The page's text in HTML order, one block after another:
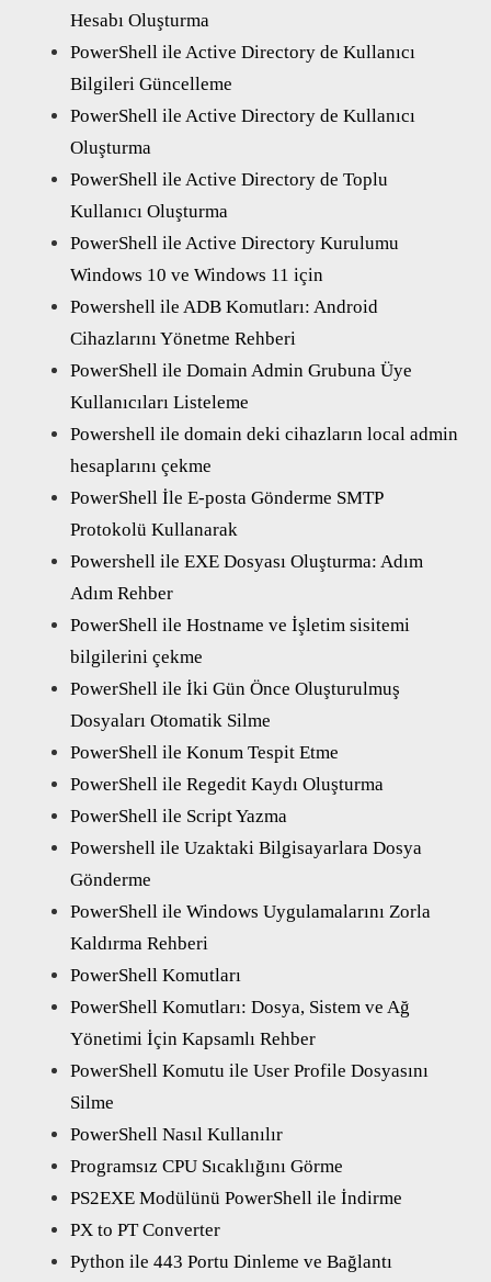
Hesabı Oluşturma
PowerShell ile Active Directory de Kullanıcı
Bilgileri Güncelleme
PowerShell ile Active Directory de Kullanıcı
Oluşturma
PowerShell ile Active Directory de Toplu
Kullanıcı Oluşturma
PowerShell ile Active Directory Kurulumu
Windows 10 ve Windows 11 için
Powershell ile ADB Komutları: Android
Cihazlarını Yönetme Rehberi
PowerShell ile Domain Admin Grubuna Üye
Kullanıcıları Listeleme
Powershell ile domain deki cihazların local admin
hesaplarını çekme
PowerShell İle E-posta Gönderme SMTP
Protokolü Kullanarak
Powershell ile EXE Dosyası Oluşturma: Adım
Adım Rehber
PowerShell ile Hostname ve İşletim sisitemi
bilgilerini çekme
PowerShell ile İki Gün Önce Oluşturulmuş
Dosyaları Otomatik Silme
PowerShell ile Konum Tespit Etme
PowerShell ile Regedit Kaydı Oluşturma
PowerShell ile Script Yazma
Powershell ile Uzaktaki Bilgisayarlara Dosya
Gönderme
PowerShell ile Windows Uygulamalarını Zorla
Kaldırma Rehberi
PowerShell Komutları
PowerShell Komutları: Dosya, Sistem ve Ağ
Yönetimi İçin Kapsamlı Rehber
PowerShell Komutu ile User Profile Dosyasını
Silme
PowerShell Nasıl Kullanılır
Programsız CPU Sıcaklığını Görme
PS2EXE Modülünü PowerShell ile İndirme
PX to PT Converter
Python ile 443 Portu Dinleme ve Bağlantı